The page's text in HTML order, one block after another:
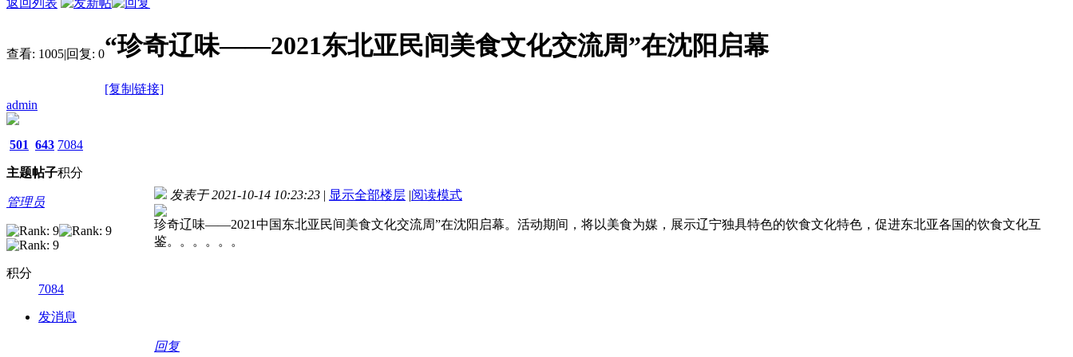
查看: 1005|回复: 0“珍奇辽味——2021东北亚民间美食文化交流周”在沈阳启幕
[复制链接]
admin
501
主题
643
帖子
7084
积分
管理员
积分
7084
发消息
发表于 2021-10-14 10:23:23 | 显示全部楼层 |阅读模式
珍奇辽味——2021中国东北亚民间美食文化交流周”在沈阳启幕。活动期间，将以美食为媒，展示辽宁独具特色的饮食文化特色，促进东北亚各国的饮食文化互
鉴。。。。。。
回复